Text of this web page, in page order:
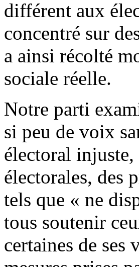
différent aux
concentré sur
a ainsi récolté
sociale réelle.
Notre parti
si peu de voix
électoral
électorales, des
tels que « ne
tous soutenir
certaines de ses